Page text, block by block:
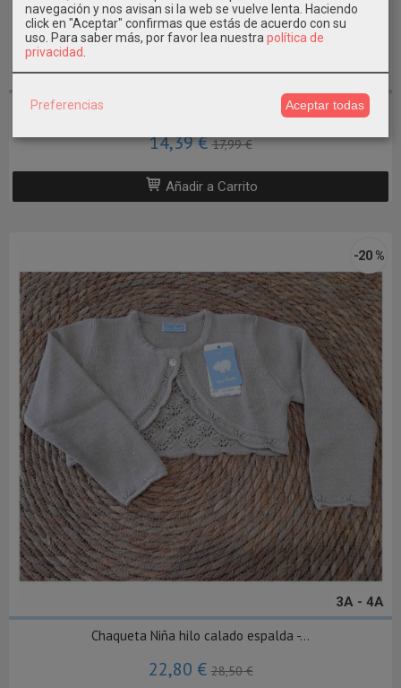
3 AÑOS / 98CM
Chaqueta Rebeca niña Mayoral
14,39 €17,99 €
Añadir a Carrito
3A - 4A
-20 %
Chaqueta Niña hilo calado espalda -...
22,80 €28,50 €
navegación y nos avisan si la web se vuelve lenta. Haciendo
click en "Aceptar" confirmas que estás de acuerdo con su
uso. Para saber más, por favor lea nuestra política de
privacidad
Preferencias Aceptar todas